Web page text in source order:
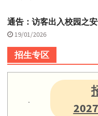
通告：访客出入校园之
19/01/2026
招生专区